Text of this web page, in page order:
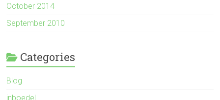
October 2014
September 2010
Categories
Blog
inboedel